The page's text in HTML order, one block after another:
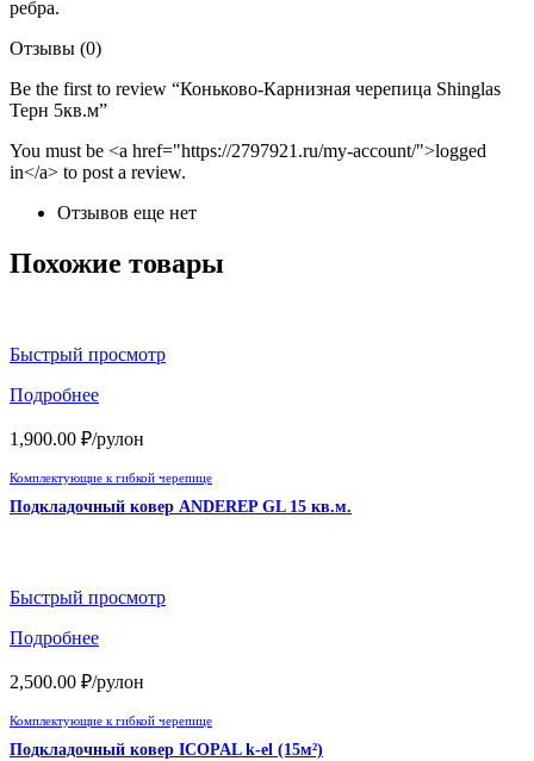
ребра.
Отзывы (0)
Be the first to review “Коньково-Карнизная черепица Shinglas
Терн 5кв.м”
You must be <a href="https://2797921.ru/my-account/">logged
in</a> to post a review.
Отзывов еще нет
Похожие товары
Быстрый просмотр
Подробнее
1,900.00 ₽/рулон
Комплектующие к гибкой черепице
Подкладочный ковер ANDEREP GL 15 кв.м.
Быстрый просмотр
Подробнее
2,500.00 ₽/рулон
Комплектующие к гибкой черепице
Подкладочный ковер ICOPAL k-el (15м²)